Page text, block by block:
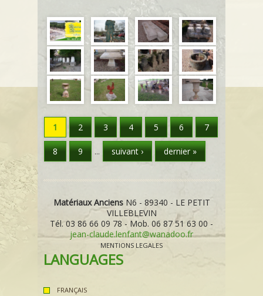
PAGES
1 2 3 4 5 6 7
8 9 … suivant › dernier »
Matériaux AnciensN6 - 89340 - LE PETIT
VILLEBLEVIN
Tél. 03 86 66 09 78 - Mob. 06 87 51 63 00 -
jean-claude.lenfant@wanadoo.fr
MENTIONS LEGALES
LANGUAGES
FRANÇAIS